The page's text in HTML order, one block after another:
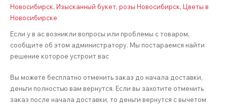
Новосибирск, Изысканный букет, розы Новосибирск, Цветы в
Новосибирске
Если у в ас возникли вопросы или проблемы с товаром,
сообщите об этом администратору. Мы постараемся найти
решение которое устроит вас
Вы можете бесплатно отменить заказ до начала доставки,
деньги полностью вам вернутся. Если вы захотите отменить
заказ после начала доставки, то деньги вернутся с вычетом